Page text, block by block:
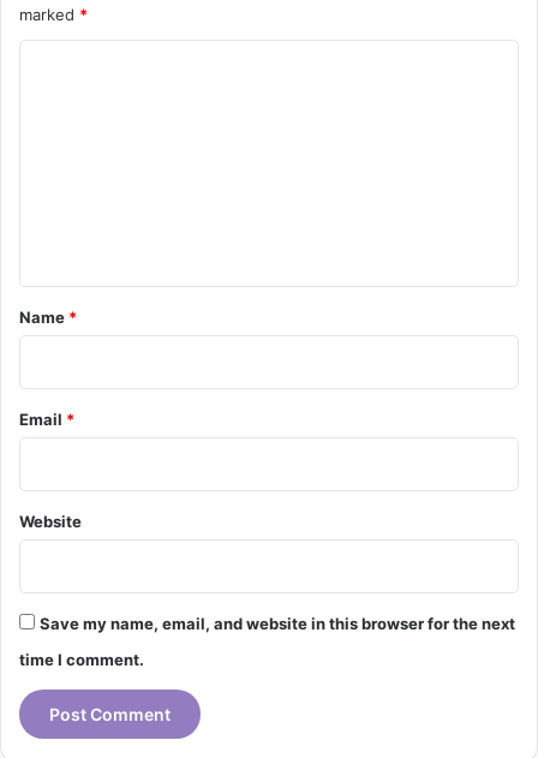
marked *
*
Name *
Email *
Website
Save my name, email, and website in this browser for the next
time I comment.